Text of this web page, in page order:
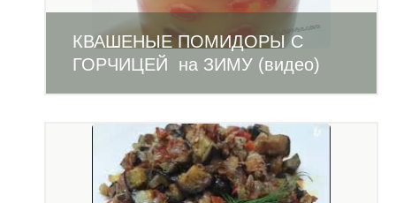
КВАШЕНЫЕ ПОМИДОРЫ С
ГОРЧИЦЕЙ на ЗИМУ (видео)